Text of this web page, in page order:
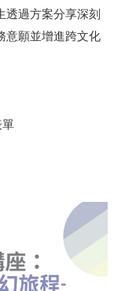
透過方案分享深刻
意願並增進跨文化
單